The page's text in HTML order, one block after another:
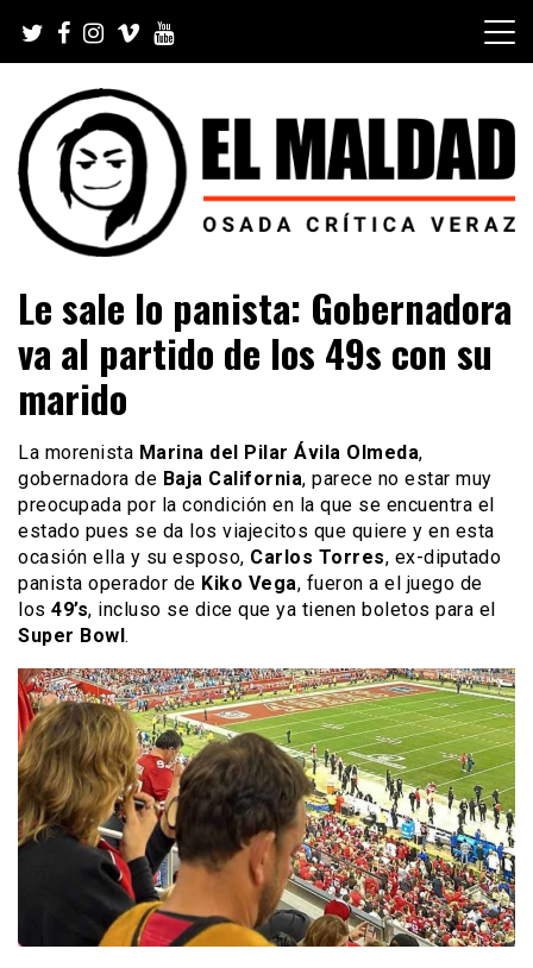
content
El Maldad
Viral y Youtube
Le sale lo panista: Gobernadora
va al partido de los 49s con su
marido
La morenista Marina del Pilar Ávila Olmeda,
gobernadora de Baja California, parece no estar muy
preocupada por la condición en la que se encuentra el
estado pues se da los viajecitos que quiere y en esta
ocasión ella y su esposo, Carlos Torres, ex-diputado
panista operador de Kiko Vega, fueron a el juego de
los 49’s, incluso se dice que ya tienen boletos para el
Super Bowl.